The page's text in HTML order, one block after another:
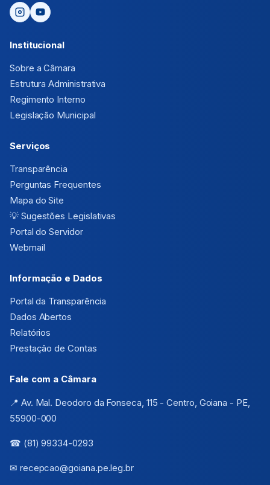
Institucional
Sobre a Câmara
Estrutura Administrativa
Regimento Interno
Legislação Municipal
Serviços
Transparência
Perguntas Frequentes
Mapa do Site
💡Sugestões Legislativas
Portal do Servidor
Webmail
Informação e Dados
Portal da Transparência
Dados Abertos
Relatórios
Prestação de Contas
Fale com a Câmara
📍 Av. Mal. Deodoro da Fonseca, 115 - Centro, Goiana - PE,
55900-000
☎ (81) 99334-0293
✉ recepcao@goiana.pe.leg.br